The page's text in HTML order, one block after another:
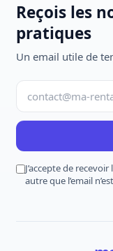
Reçois les
pratiques
Un email utile de
J’accepte de
autre que l’email